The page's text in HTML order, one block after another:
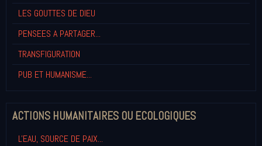
LES GOUTTES DE DIEU
PENSEES A PARTAGER...
TRANSFIGURATION
PUB ET HUMANISME...
ACTIONS HUMANITAIRES OU ECOLOGIQUES
L'EAU, SOURCE DE PAIX...